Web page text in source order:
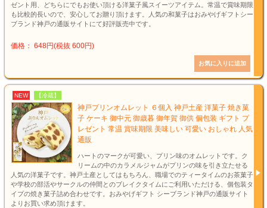
ゼント用、どちらにでもお使い頂ける洋菓子風スイーツアイテム。常温で賞味期限
も比較的長いので、安心してお贈り頂けます。人気の和菓子はおみやげギフトシー
ブランド神戸の通販サイトにて好評販売中です。
価格： 648円(税抜 600円)
NEW 【冷蔵】
神戸プリンオムレット ６個入 神戸土産 洋菓子 焼き菓
子 ケーキ 御中元 御歳暮 御年賀 御供 個包装 ギフト プ
レゼント 常温 賞味期限 美味しい 可愛い おしゃれ 人気
通販
ハートのマークが可愛い、プリン味のオムレットです。ク
リームの中のカラメルジャムがプリンの味を引き立たせる
人気の洋菓子です。神戸土産としてはもちろん、職場でのティータイムのお茶菓子
や学校の部活やサークルの仲間とのブレイクタイムにご利用いただける、個包装タ
イプの焼き菓子詰め合わせです。おみやげギフト シーブランド神戸の通販サイト
よりお買い求め頂けます。